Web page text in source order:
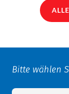
Bitte wählen